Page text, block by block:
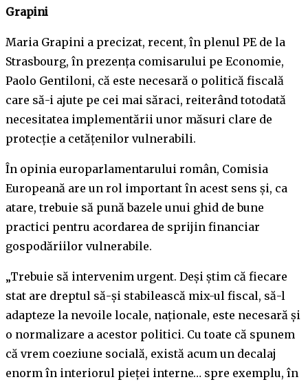
Grapini
Maria Grapini a precizat, recent, în plenul PE de la
Strasbourg, în prezența comisarului pe Economie,
Paolo Gentiloni, că este necesară o politică fiscală
care să-i ajute pe cei mai săraci, reiterând totodată
necesitatea implementării unor măsuri clare de
protecție a cetățenilor vulnerabili.
În opinia europarlamentarului român, Comisia
Europeană are un rol important în acest sens și, ca
atare, trebuie să pună bazele unui ghid de bune
practici pentru acordarea de sprijin financiar
gospodăriilor vulnerabile.
„Trebuie să intervenim urgent. Deși știm că fiecare
stat are dreptul să-și stabilească mix-ul fiscal, să-l
adapteze la nevoile locale, naționale, este necesară și
o normalizare a acestor politici. Cu toate că spunem
că vrem coeziune socială, există acum un decalaj
enorm în interiorul pieței interne… spre exemplu, în